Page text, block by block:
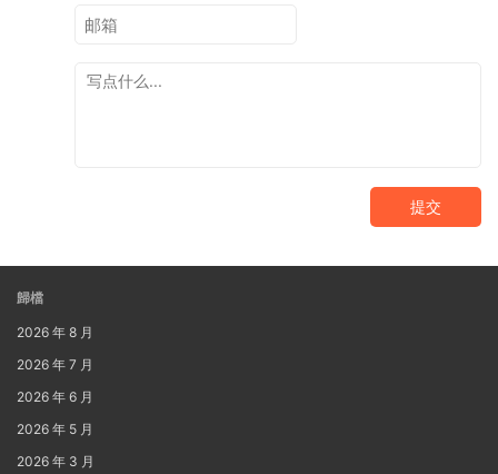
提交
歸檔
2026 年 8 月
2026 年 7 月
2026 年 6 月
2026 年 5 月
2026 年 3 月